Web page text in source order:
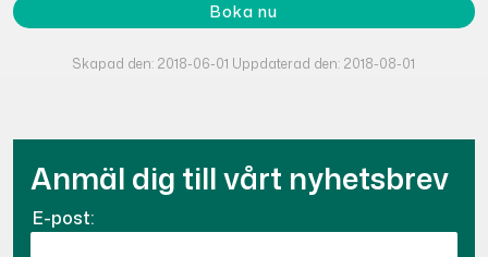
Skapad den: 2018-06-01 Uppdaterad den: 2018-08-01
Anmäl dig till vårt nyhetsbrev
E-post: